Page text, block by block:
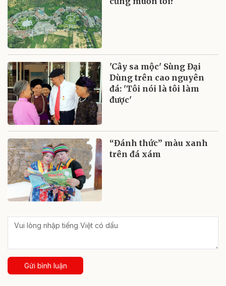
'Cây sa mộc' Sùng Đại
Dùng trên cao nguyên
đá: 'Tôi nói là tôi làm
được'
“Đánh thức” màu xanh
trên đá xám
Gửi bình luận